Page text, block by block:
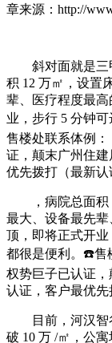
章来源：http://
斜对面就是三
积 12 万㎡，设置
辈、医疗程度最
业，步行 5 分钟
售楼处联系体例
证，颠末广州住
优先拨打（最新认
，病院总面积
最大、设备最先
顶，即将正式开
都很是便利。☎️售
权势巨子已认证
认证，客户最优先
目前，河汉智
破 10 万 /㎡，公寓